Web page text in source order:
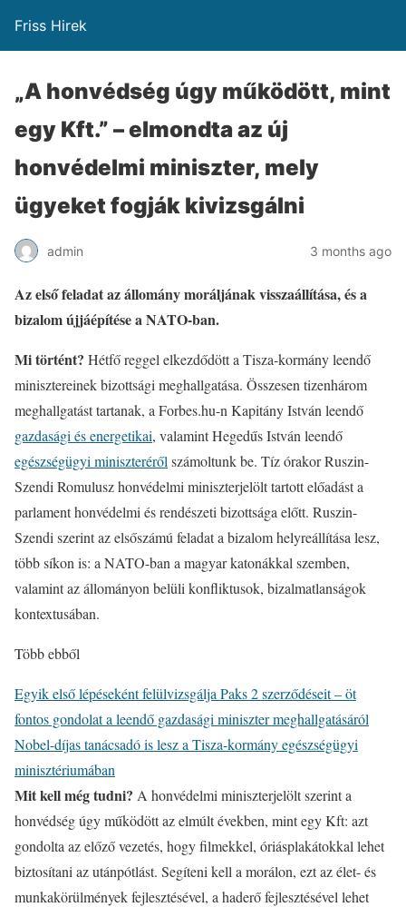
Friss Hirek
„A honvédség úgy működött, mint
egy Kft.” – elmondta az új
honvédelmi miniszter, mely
ügyeket fogják kivizsgálni
admin 3 months ago
Az első feladat az állomány moráljának visszaállítása, és a
bizalom újjáépítése a NATO-ban.
Mi történt? Hétfő reggel elkezdődött a Tisza-kormány leendő
minisztereinek bizottsági meghallgatása. Összesen tizenhárom
meghallgatást tartanak, a Forbes.hu-n Kapitány István leendő
gazdasági és energetikai, valamint Hegedűs István leendő
egészségügyi miniszteréről számoltunk be. Tíz órakor Ruszin-
Szendi Romulusz honvédelmi miniszterjelölt tartott előadást a
parlament honvédelmi és rendészeti bizottsága előtt. Ruszin-
Szendi szerint az elsőszámú feladat a bizalom helyreállítása lesz,
több síkon is: a NATO-ban a magyar katonákkal szemben,
valamint az állományon belüli konfliktusok, bizalmatlanságok
kontextusában.
Több ebből
Egyik első lépéseként felülvizsgálja Paks 2 szerződéseit – öt
fontos gondolat a leendő gazdasági miniszter meghallgatásáról
Nobel-díjas tanácsadó is lesz a Tisza-kormány egészségügyi
minisztériumában
Mit kell még tudni? A honvédelmi miniszterjelölt szerint a
honvédség úgy működött az elmúlt években, mint egy Kft: azt
gondolta az előző vezetés, hogy filmekkel, óriásplakátokkal lehet
biztosítani az utánpótlást. Segíteni kell a morálon, ezt az élet- és
munkakörülmények fejlesztésével, a haderő fejlesztésével lehet